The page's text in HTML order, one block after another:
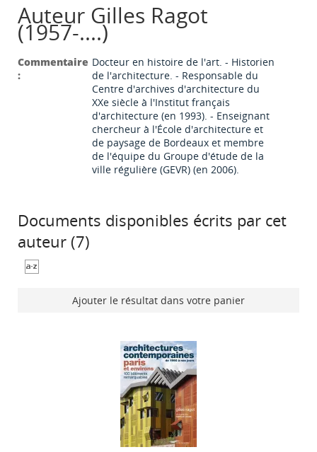
Auteur Gilles Ragot
(1957-....)
Commentaire
:
Docteur en histoire de l'art. - Historien
de l'architecture. - Responsable du
Centre d'archives d'architecture du
XXe siècle à l'Institut français
d'architecture (en 1993). - Enseignant
chercheur à l'École d'architecture et
de paysage de Bordeaux et membre
de l'équipe du Groupe d'étude de la
ville régulière (GEVR) (en 2006).
Documents disponibles écrits par cet
auteur (7)
Ajouter le résultat dans votre panier